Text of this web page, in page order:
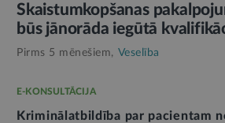
Skaistumkopšanas
būs jānorāda iegūtā
Pirms 5 mēnešiem, Veselība
E-KONSULTĀCIJA
Kriminālatbildība par pacientam